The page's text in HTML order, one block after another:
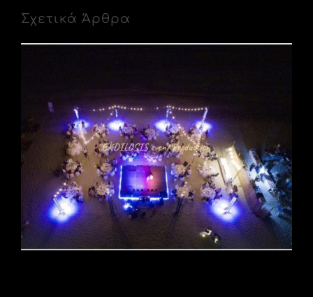
Σχετικά Άρθρα